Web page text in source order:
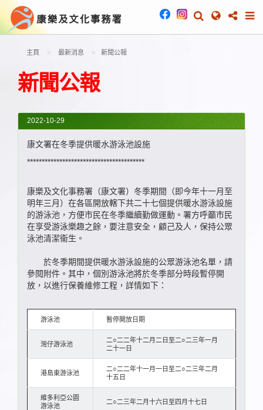
主頁 最新消息 新聞公報
新聞公報
2022-10-29
康文署在冬季提供暖水游泳池設施
****************************************
康樂及文化事務署（康文署）冬季期間（即今年十一月至
明年三月）在各區開放轄下共二十七個提供暖水游泳設施
的游泳池，方便市民在冬季繼續勤做運動。署方呼籲市民
在享受游泳樂趣之餘，要注意安全，顧己及人，保持公眾
泳池清潔衞生。
於冬季期間提供暖水游泳設施的公眾游泳池名單，請
參閱附件。其中，個別游泳池將於冬季部分時段暫停開
放，以進行保養維修工程，詳情如下：
游泳池 暫停開放日期
灣仔游泳池
二○二二年十二月二日至二○二三年一月
二十一日
港島東游泳池
二○二二年十一月一日至二○二三年二月
十五日
維多利亞公園
游泳池
二○二三年二月十六日至四月十七日